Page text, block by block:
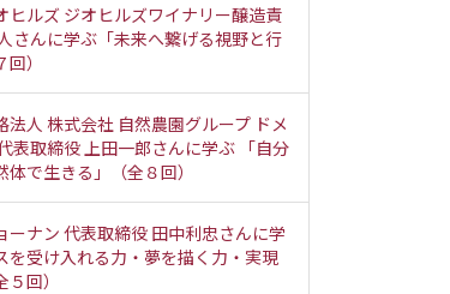
ヒルズ ジオヒルズワイナリー醸造責
さんに学ぶ「未来へ繋げる視野と行
）
法人 株式会社 自然農園グループ ドメ
表取締役 上田一郎さんに学ぶ 「自分
体で生きる」（全８回）
ーナン 代表取締役 田中利忠さんに学
を受け入れる力・夢を描く力・実現
回）